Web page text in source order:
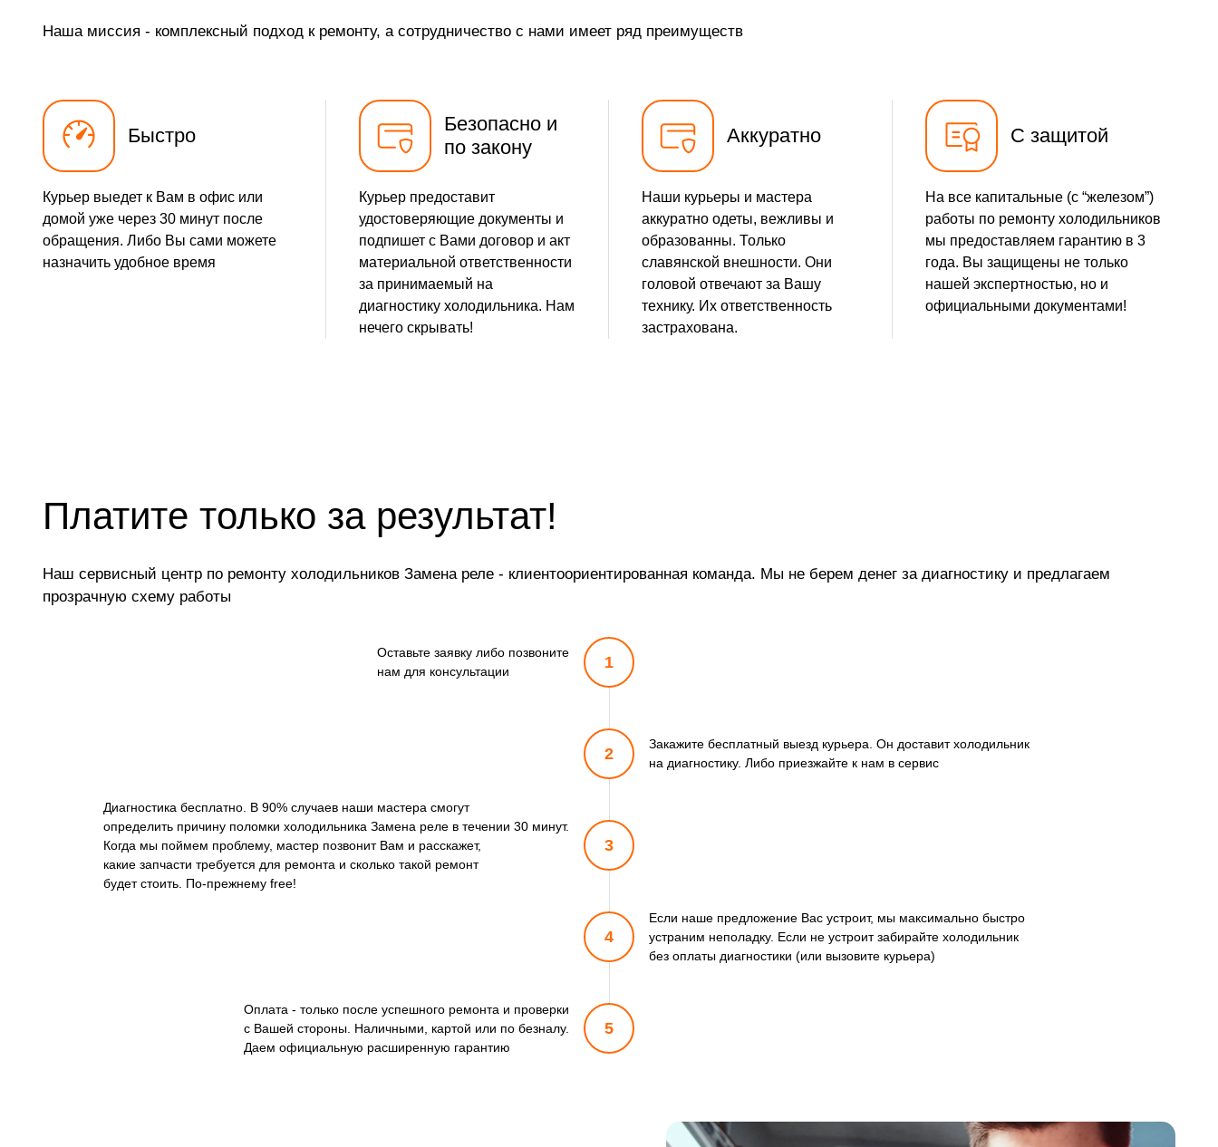
Замена электросхемы от 25 мин
Наша миссия - комплексный подход к ремонту, а сотрудничество с нами имеет ряд преимуществ
Быстро
Курьер выедет к Вам в офис или
домой уже через 30 минут после
обращения. Либо Вы сами можете
назначить удобное время
Безопасно и
по закону
Курьер предоставит
удостоверяющие документы и
подпишет с Вами договор и акт
материальной ответственности
за принимаемый на
диагностику холодильника. Нам
нечего скрывать!
Аккуратно
Наши курьеры и мастера
аккуратно одеты, вежливы и
образованны. Только
славянской внешности. Они
головой отвечают за Вашу
технику. Их ответственность
застрахована.
С защитой
На все капитальные (с “железом”)
работы по ремонту холодильников
мы предоставляем гарантию в 3
года. Вы защищены не только
нашей экспертностью, но и
официальными документами!
Платите только за результат!
Наш сервисный центр по ремонту холодильников Замена реле - клиентоориентированная команда. Мы не берем денег за диагностику и предлагаем
прозрачную схему работы
Оставьте заявку либо позвоните
нам для консультации
Диагностика бесплатно. В 90% случаев наши мастера смогут
определить причину поломки холодильника Замена реле в течении 30 минут.
Когда мы поймем проблему, мастер позвонит Вам и расскажет,
какие запчасти требуется для ремонта и сколько такой ремонт
будет стоить. По-прежнему free!
Оплата - только после успешного ремонта и проверки
с Вашей стороны. Наличными, картой или по безналу.
Даем официальную расширенную гарантию
1
2
3
4
5
Закажите бесплатный выезд курьера. Он доставит холодильник
на диагностику. Либо приезжайте к нам в сервис
Если наше предложение Вас устроит, мы максимально быстро
устраним неполадку. Если не устроит забирайте холодильник
без оплаты диагностики (или вызовите курьера)